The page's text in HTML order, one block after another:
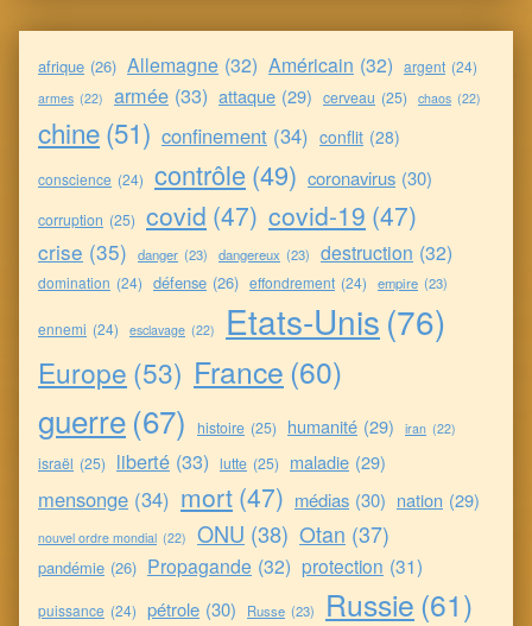
afrique (26) Allemagne (32) Américain (32) argent (24)
armes (22) armée (33) attaque (29) cerveau (25) chaos (22)
chine(51) confinement (34) conflit (28)
conscience (24) contrôle (49) coronavirus (30)
corruption (25) covid (47) covid-19 (47)
crise (35) danger (23) dangereux (23) destruction (32)
domination (24) défense (26) effondrement (24) empire (23)
ennemi (24) esclavage (22) Etats-Unis (76)
Europe (53) France (60)
guerre(67) histoire (25) humanité (29) iran (22)
israël (25) liberté (33) lutte (25) maladie (29)
mensonge (34) mort (47) médias (30) nation (29)
nouvel ordre mondial (22) ONU (38) Otan (37)
pandémie (26) Propagande (32) protection (31)
puissance (24) pétrole (30) Russe (23) Russie (61)